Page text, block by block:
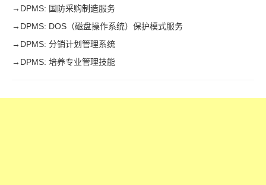
→ DPMS: 国防采购制造服务
→ DPMS: DOS（磁盘操作系统）保护模式服务
→ DPMS: 分销计划管理系统
→ DPMS: 培养专业管理技能